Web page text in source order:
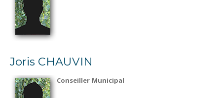
Joris CHAUVIN
Conseiller Municipal